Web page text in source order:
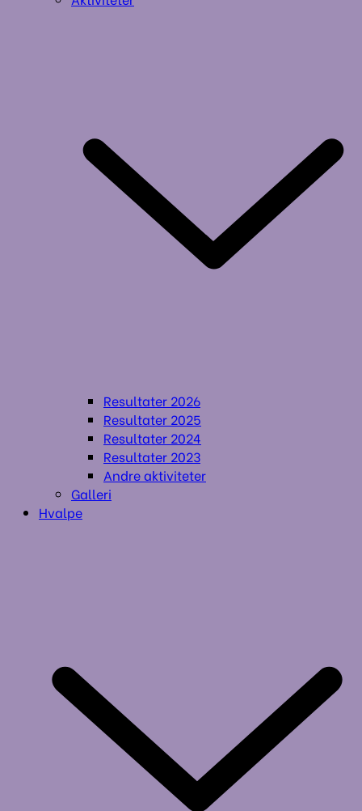
Resultater 2026
Resultater 2025
Resultater 2024
Resultater 2023
Andre aktiviteter
Galleri
Hvalpe